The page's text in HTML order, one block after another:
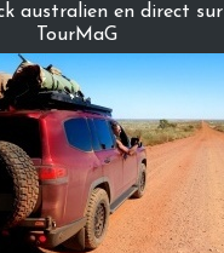
australien en direct sur
TourMaG